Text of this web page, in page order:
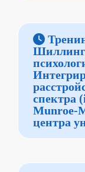
спектра
Munroe-
центра